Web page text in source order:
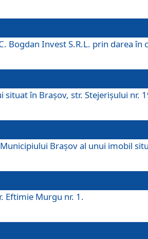
Bogdan Invest S.R.L. prin darea
în Braşov, str. Stejerişului nr.
Braşov al unui imobil
Eftimie Murgu nr. 1.